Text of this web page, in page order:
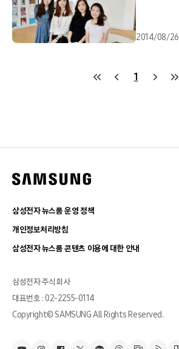
2014/08/26
1
삼성전자 뉴스룸 운영 정책
개인정보처리방침
삼성전자 뉴스룸 콘텐츠 이용에 대한 안내
삼성전자 주식회사
대표번호 : 02-2255-0114
Copyright© SAMSUNG All Rights Reserved.